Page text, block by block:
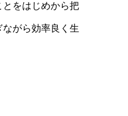
をはじめから把
がら効率良く生